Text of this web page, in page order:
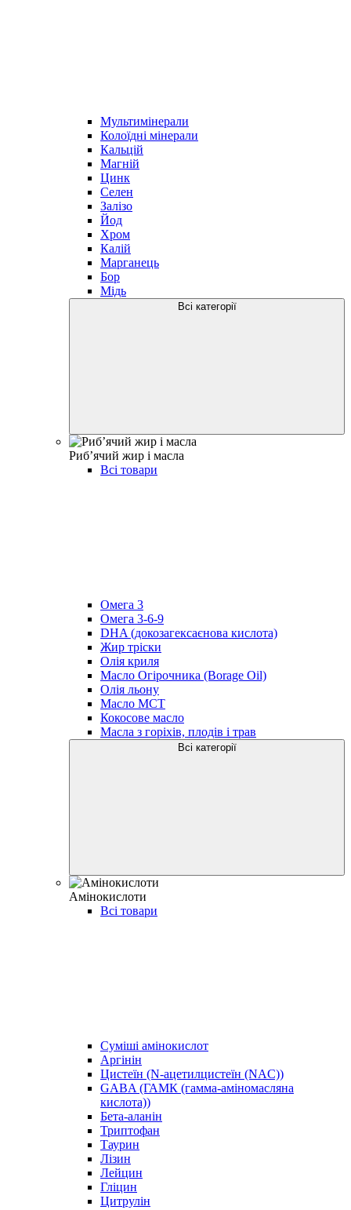
Мультимінерали
Колоїдні мінерали
Кальцій
Магній
Цинк
Селен
Залізо
Йод
Хром
Калій
Марганець
Бор
Мідь
Всі категорії
Рибʼячий жир і масла
Всі товари
Омега 3
Омега 3-6-9
DHA (докозагексаєнова кислота)
Жир тріски
Олія криля
Масло Огірочника (Borage Oil)
Олія льону
Масло МСТ
Кокосове масло
Масла з горіхів, плодів і трав
Всі категорії
Амінокислоти
Всі товари
Суміші амінокислот
Аргінін
Цистеїн (N-ацетилцистеїн (NAC))
GABA (ГАМК (гамма-аміномасляна
кислота))
Бета-аланін
Триптофан
Таурин
Лізин
Лейцин
Гліцин
Цитрулін